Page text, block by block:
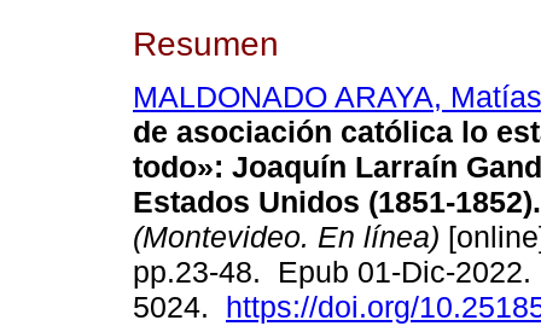
Resumen
MALDONADO ARAYA, Matías
de asociación católica lo
todo»: Joaquín Larraín
Estados Unidos (1851-1852).
(Montevideo. En línea)
pp.23-48. Epub 01-Dic-2022.
5024. https://doi.org/